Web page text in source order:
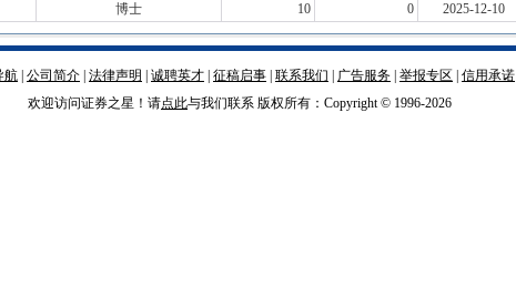
博士 10 0 2025-12-10
航 公司简介 法律声明 诚聘英才 征稿启事 联系我们 广告服务 举报专区
信用承诺
欢迎访问证券之星！请点此与我们联系 版权所有：Copyright © 1996-2026